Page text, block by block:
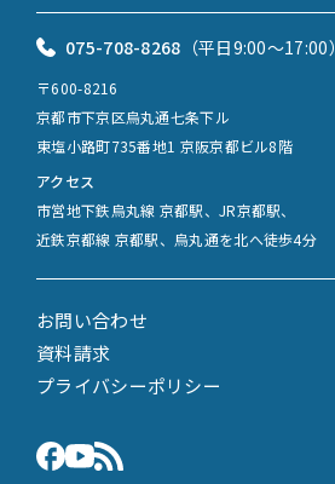
お問い合わせ
資料請求
プライバシーポリシー
075-708-8268 （平日9:00〜17:00）
〒600-8216
京都市下京区烏丸通七条下ル
東塩小路町735番地1 京阪京都ビル8階
アクセス
市営地下鉄烏丸線 京都駅、JR京都駅、
近鉄京都線 京都駅、烏丸通を北へ徒歩4分